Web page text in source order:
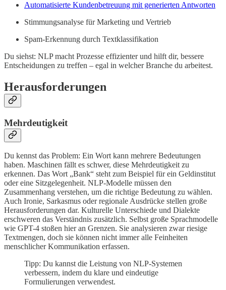
Automatisierte Kundenbetreuung mit generierten Antworten
Stimmungsanalyse für Marketing und Vertrieb
Spam-Erkennung durch Textklassifikation
Du siehst: NLP macht Prozesse effizienter und hilft dir, bessere
Entscheidungen zu treffen – egal in welcher Branche du arbeitest.
Herausforderungen
Mehrdeutigkeit
Du kennst das Problem: Ein Wort kann mehrere Bedeutungen
haben. Maschinen fällt es schwer, diese Mehrdeutigkeit zu
erkennen. Das Wort „Bank“ steht zum Beispiel für ein Geldinstitut
oder eine Sitzgelegenheit. NLP-Modelle müssen den
Zusammenhang verstehen, um die richtige Bedeutung zu wählen.
Auch Ironie, Sarkasmus oder regionale Ausdrücke stellen große
Herausforderungen dar. Kulturelle Unterschiede und Dialekte
erschweren das Verständnis zusätzlich. Selbst große Sprachmodelle
wie GPT-4 stoßen hier an Grenzen. Sie analysieren zwar riesige
Textmengen, doch sie können nicht immer alle Feinheiten
menschlicher Kommunikation erfassen.
Tipp: Du kannst die Leistung von NLP-Systemen
verbessern, indem du klare und eindeutige
Formulierungen verwendest.